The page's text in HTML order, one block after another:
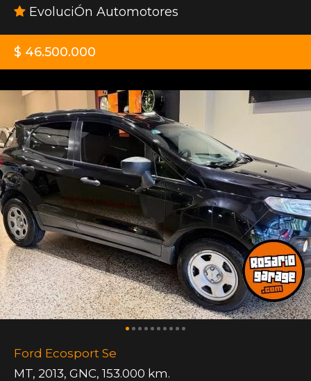
EvoluciÓn Automotores
$ 46.500.000
Ford Ecosport Se
MT, 2013, GNC, 153.000 km.